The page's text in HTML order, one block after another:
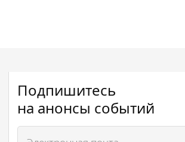
Подпишитесь
на анонсы событий